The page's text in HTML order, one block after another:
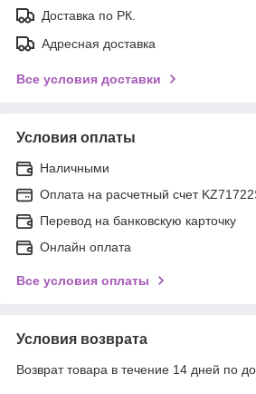
Доставка по РК.
Адресная доставка
Все условия доставки
Условия оплаты
Наличными
Оплата на расчетный счет
Перевод на банковскую карточку
Онлайн оплата
Все условия оплаты
Условия возврата
Возврат товара в течение 14 дней по